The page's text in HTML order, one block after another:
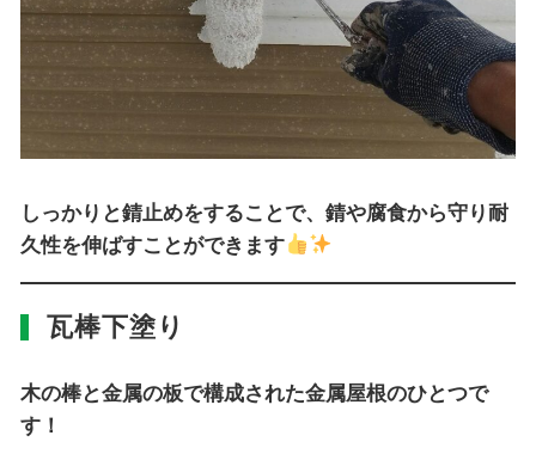
しっかりと錆止めをすることで、錆や腐食から守り耐
久性を伸ばすことができます
瓦棒下塗り
木の棒と金属の板で構成された金属屋根のひとつで
す！